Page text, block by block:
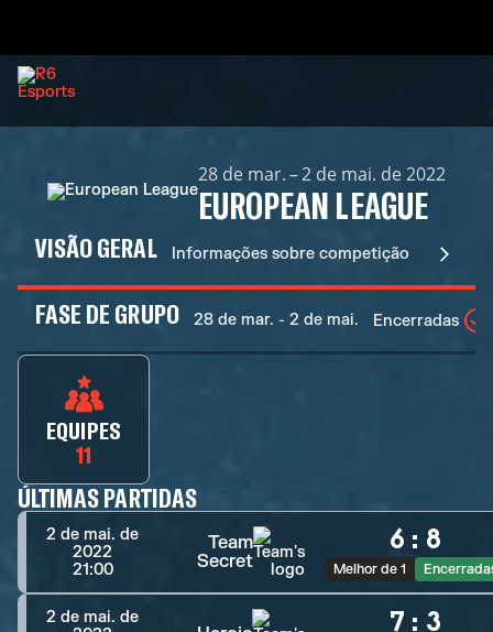
28 de mar. – 2 de mai. de 2022
EUROPEAN LEAGUE
VISÃO GERAL Informações sobre competição
FASE DE GRUPO 28 de mar. - 2 de mai. Encerradas
EQUIPES
11
ÚLTIMAS PARTIDAS
2 de mai. de
2022
21:00
Team
Secret
6 : 8
Melhor de 1
2 de mai. de
7 : 3